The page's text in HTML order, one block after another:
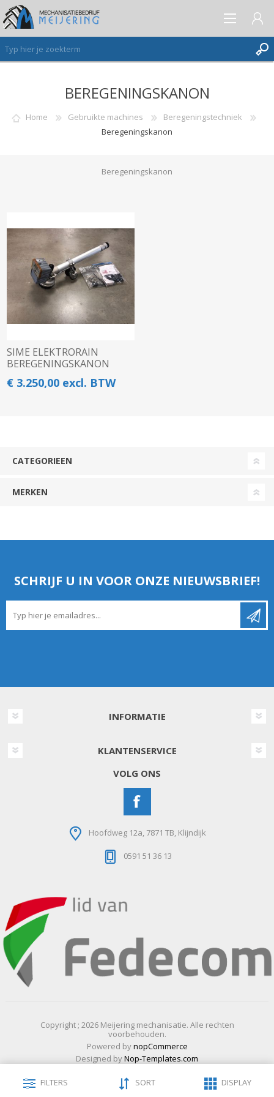
AANMELDEN ALS NIEUWE KLANT
INLOGGEN
BEREGENINGSKANON
Home Gebruikte machines
Beregeningstechniek
Beregeningskanon
Beregeningskanon
SIME ELEKTRORAIN
BEREGENINGSKANON
€ 3.250,00 excl. BTW
CATEGORIEEN
MERKEN
SCHRIJF U IN VOOR ONZE NIEUWSBRIEF!
INFORMATIE
KLANTENSERVICE
VOLG ONS
Hoofdweg 12a, 7871 TB, Klijndijk
0591 51 36 13
Copyright ; 2026 Meijering mechanisatie. Alle rechten
voorbehouden.
Powered bynopCommerce
Designed byNop-Templates.com
FILTERS SORT DISPLAY